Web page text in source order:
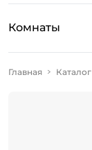
Комнаты
Главная Каталог